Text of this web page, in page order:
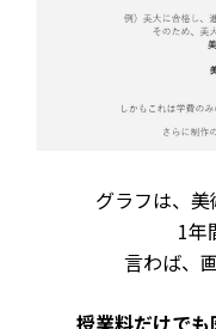
グラフは、 美
1年
言わば、